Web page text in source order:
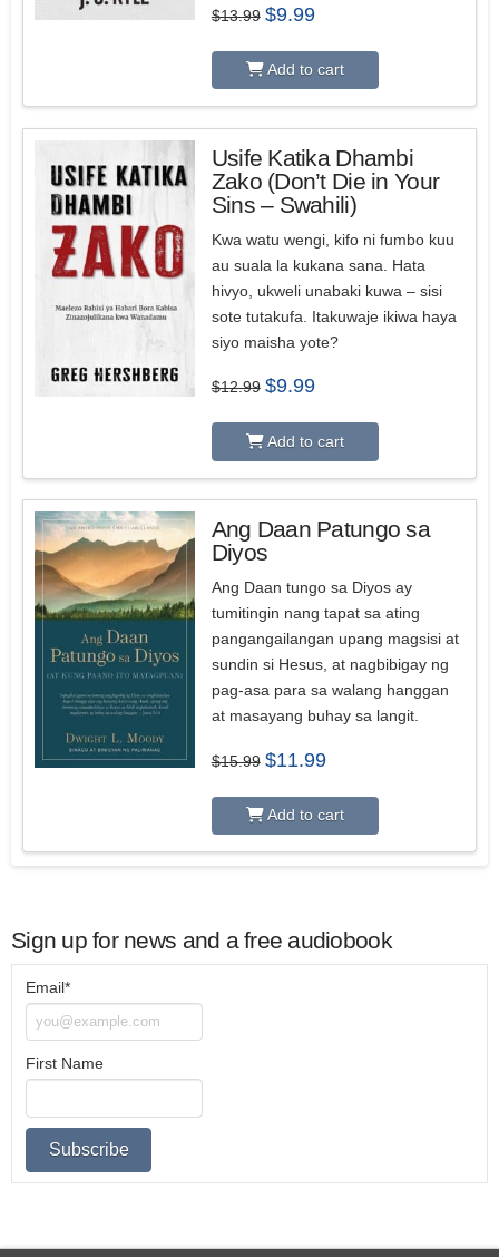
$13.99 Original
price
$9.99Current
Add to cart
Usife Katika Dhambi
Zako (Don’t Die in Your
Sins – Swahili)
Kwa watu wengi, kifo ni fumbo kuu
au suala la kukana sana. Hata
hivyo, ukweli unabaki kuwa – sisi
sote tutakufa. Itakuwaje ikiwa haya
siyo maisha yote?
$12.99 Original
price
$9.99Current
Add to cart
Ang Daan Patungo sa
Diyos
Ang Daan tungo sa Diyos ay
tumitingin nang tapat sa ating
pangangailangan upang magsisi at
sundin si Hesus, at nagbibigay ng
pag-asa para sa walang hanggan
at masayang buhay sa langit.
$15.99 Original
price
$11.99Current
$11.99.
Add to cart
Sign up for news and a free audiobook
Email*
First Name